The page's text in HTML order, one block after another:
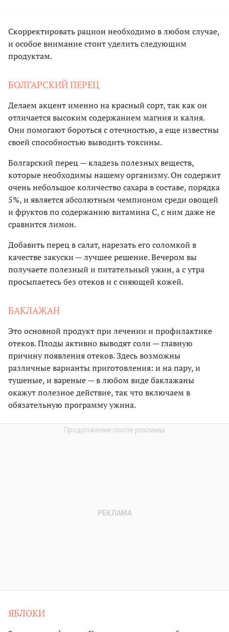
Скорректировать рацион необходимо в любом случае,
и особое внимание стоит уделить следующим
продуктам.
БОЛГАРСКИЙ ПЕРЕЦ
Делаем акцент именно на красный сорт, так как он
отличается высоким содержанием магния и калия.
Они помогают бороться с отечностью, а еще известны
своей способностью выводить токсины.
Болгарский перец — кладезь полезных веществ,
которые необходимы нашему организму. Он содержит
очень небольшое количество сахара в составе, порядка
5%, и является абсолютным чемпионом среди овощей
и фруктов по содержанию витамина С, с ним даже не
сравнится лимон.
Добавить перец в салат, нарезать его соломкой в
качестве закуски — лучшее решение. Вечером вы
получаете полезный и питательный ужин, а с утра
просыпаетесь без отеков и с сияющей кожей.
БАКЛАЖАН
Это основной продукт при лечении и профилактике
отеков. Плоды активно выводят соли — главную
причину появления отеков. Здесь возможны
различные варианты приготовления: и на пару, и
тушеные, и вареные — в любом виде баклажаны
окажут полезное действие, так что включаем в
обязательную программу ужина.
ЯБЛОКИ